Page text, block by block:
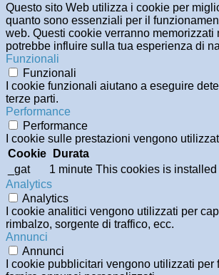
Questo sito Web utilizza i cookie per
quanto sono essenziali per il
web. Questi cookie verranno
potrebbe influire sulla tua esperienza di
Funzionali
Funzionali
I cookie funzionali aiutano a eseguire
terze parti.
Performance
Performance
I cookie sulle prestazioni vengono
Cookie
Durata
_gat
1 minute This cookies is
Analytics
Analytics
I cookie analitici vengono utilizzati per
rimbalzo, sorgente di traffico, ecc.
Annunci
Annunci
I cookie pubblicitari vengono utilizzati